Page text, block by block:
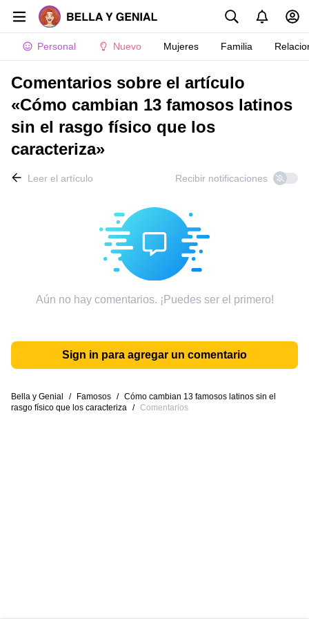
Personal Nuevo Mujeres Familia
Comentarios sobre el artículo
«Cómo cambian 13 famosos latinos
sin el rasgo físico que los
caracteriza»
Leer el artículo Recibir notificaciones
Aún no hay comentarios. ¡Puedes ser el primero!
Sign in para agregar un comentario
Bella y Genial / Famosos / Cómo cambian 13 famosos latinos sin el
rasgo físico que los caracteriza / Comentarios